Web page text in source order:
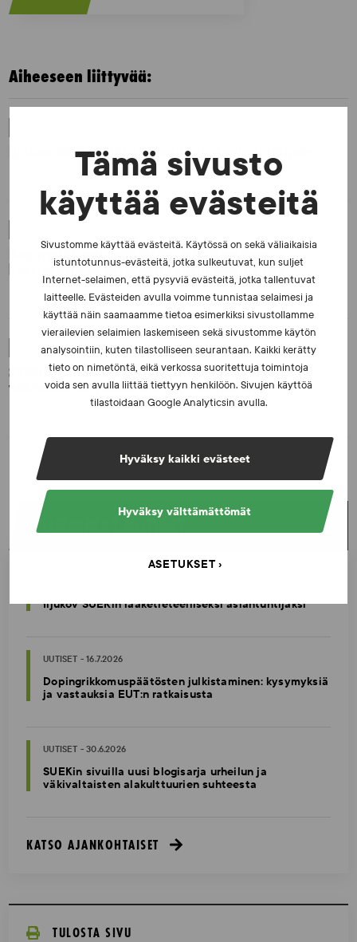
Tämä sivusto
käyttää evästeitä
Sivustomme käyttää evästeitä. Käytössä on sekä väliaikaisia
istuntotunnus-evästeitä, jotka sulkeutuvat, kun suljet
Internet-selaimen, että pysyviä evästeitä, jotka tallentuvat
laitteelle. Evästeiden avulla voimme tunnistaa selaimesi ja
käyttää näin saamaamme tietoa esimerkiksi sivustollamme
vierailevien selaimien laskemiseen sekä sivustomme käytön
analysointiin, kuten tilastolliseen seurantaan. Kaikki kerätty
tieto on nimetöntä, eikä verkossa suoritettuja toimintoja
voida sen avulla liittää tiettyyn henkilöön. Sivujen käyttöä
tilastoidaan Google Analyticsin avulla.
Hyväksy kaikki evästeet
Hyväksy välttämättömät
ASETUKSET
Aiheeseen liittyvää:
Iljukov SUEKin lääketieteelliseksi asiantuntijaksi
Dopingrikkomuspäätösten julkistaminen:
kysymyksiä ja vastauksia EUT:n ratkaisusta
UUTISET - 30.6.2026
SUEKin sivuilla uusi blogisarja urheilun ja
väkivaltaisten alakulttuurien suhteesta
UUSIMMAT UUTISET
Iljukov SUEKin lääketieteelliseksi asiantuntijaksi
UUTISET - 16.7.2026
Dopingrikkomuspäätösten julkistaminen: kysymyksiä
ja vastauksia EUT:n ratkaisusta
UUTISET - 30.6.2026
SUEKin sivuilla uusi blogisarja urheilun ja
väkivaltaisten alakulttuurien suhteesta
KATSO AJANKOHTAISET
TULOSTA SIVU